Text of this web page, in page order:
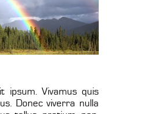
ipsum. Vivamus quis
Donec viverra nulla